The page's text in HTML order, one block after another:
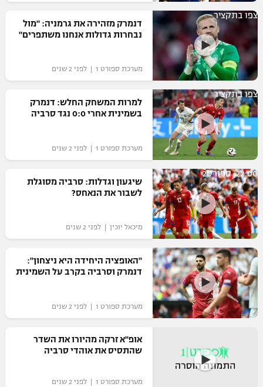
רשיון להקרנה פומבית לבית עסק
הצטרפות לחבילת הערוצים
לוח דרושים – ג'ובנט
תגיות
המגזין
צפו בתקציר
דנמרק מזהירה את גרמניה: "מול
נבחרות גדולות אנחנו משתפרים"
מערכת ספורט 1 | לפני 2 שנים
צפו בתקציר
למרות המשחק החלש: דנמרק
בשמינית אחרי 0:0 נגד סרביה
מערכת ספורט 1 | לפני 2 שנים
22:00, ספורט2
שיגעון וגדלות: סרביה מסוגלת
לשבור את הנאחס?
מיכאל יוכין | לפני 2 שנים
"האופציה היחידה היא ניצחון":
דנמרק וסרביה בקרב על השמינית
מערכת ספורט 1 | לפני 2 שנים
אופ"א זרקה מהיורו את השדר
שהתסיס את אוהדי סרביה
מערכת ספורט 1 | לפני 2 שנים